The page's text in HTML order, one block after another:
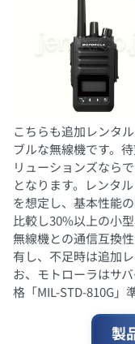
こちらも追加レンタ
ブルな無線機です。
リューションズなら
となります。レンタ
を想定し、基本性能
比較し30%以上の小
無線機との通信互換
有し、不足時は追加
お、モトローラはサ
格「MIL-STD-810G」
製